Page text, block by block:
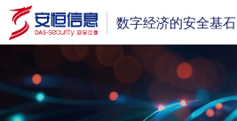
数字经济的安全基石